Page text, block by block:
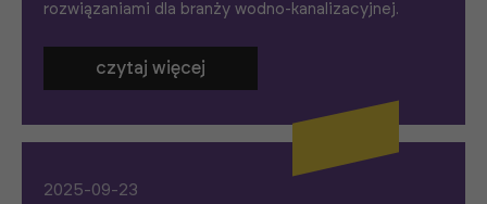
rozwiązaniami dla branży wodno-kanalizacyjnej.
czytaj więcej
2025-09-23